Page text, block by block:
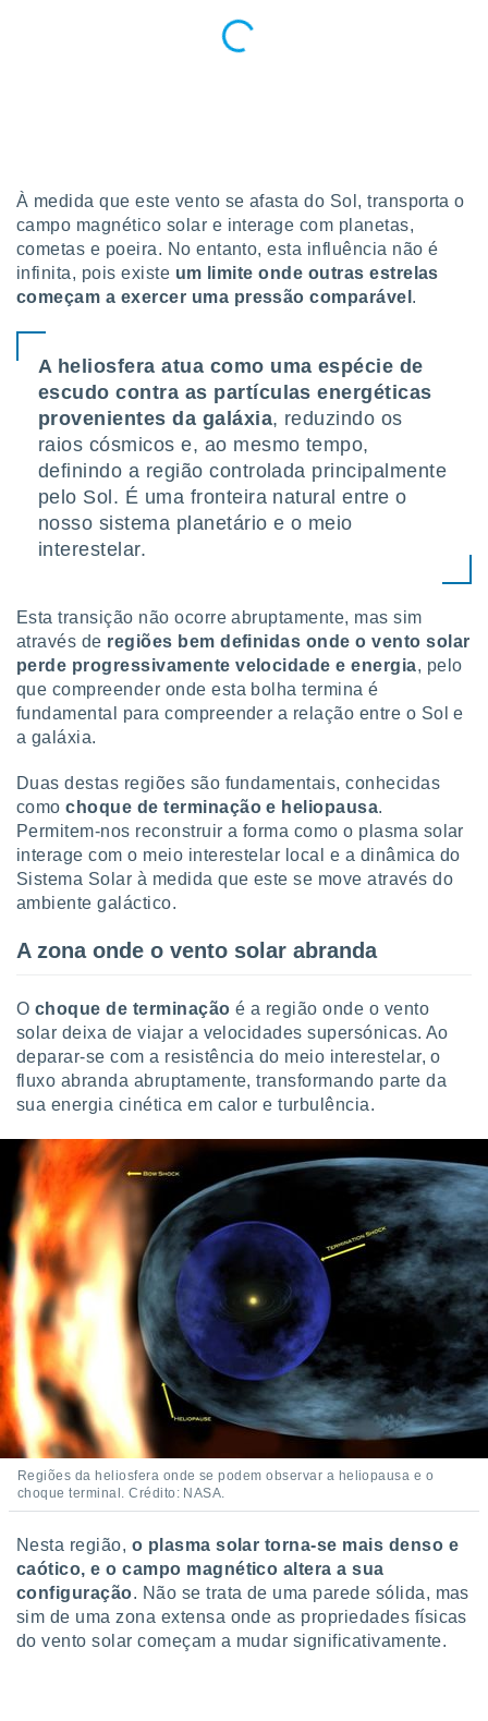
a
a
cookies,
a
de que
navegação
não
cookies
ou
Pode
de
ao
nós e
e
como a
este sitio
IP e
de
possam
seus
com
qual se
tal,
seu
ou opor-
qualquer
em “
na
o
ou aceder
num
À medida que este vento se afasta do Sol, transporta o
campo magnético solar e interage com planetas,
cometas e poeira. No entanto, esta influência não é
infinita, pois existe um limite onde outras estrelas
começam a exercer uma pressão comparável .
A heliosfera atua como uma espécie de
escudo contra as partículas energéticas
provenientes da galáxia, reduzindo os
raios cósmicos e, ao mesmo tempo,
definindo a região controlada principalmente
pelo Sol. É uma fronteira natural entre o
nosso sistema planetário e o meio
interestelar.
Esta transição não ocorre abruptamente, mas sim
através de regiões bem definidas onde o vento solar
perde progressivamente velocidade e energia, pelo
que compreender onde esta bolha termina é
fundamental para compreender a relação entre o Sol e
a galáxia.
Duas destas regiões são fundamentais, conhecidas
comochoque de terminação e heliopausa.
Permitem-nos reconstruir a forma como o plasma solar
interage com o meio interestelar local e a dinâmica do
Sistema Solar à medida que este se move através do
ambiente galáctico.
A zona onde o vento solar abranda
O choque de terminação é a região onde o vento
solar deixa de viajar a velocidades supersónicas. Ao
deparar-se com a resistência do meio interestelar, o
fluxo abranda abruptamente, transformando parte da
sua energia cinética em calor e turbulência.
Regiões da heliosfera onde se podem observar a heliopausa e o
choque terminal. Crédito: NASA.
Nesta região, o plasma solar torna-se mais denso e
caótico, e o campo magnético altera a sua
configuração. Não se trata de uma parede sólida, mas
sim de uma zona extensa onde as propriedades físicas
do vento solar começam a mudar significativamente.